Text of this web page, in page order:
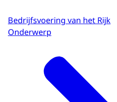
Bedrijfsvoering van het Rijk
Onderwerp